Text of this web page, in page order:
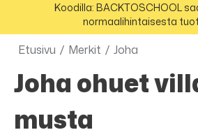
Koodilla: BACKTOSCHOOL
normaalihintaisesta
Etusivu / Merkit / Joha
Joha ohuet villasukat,
musta